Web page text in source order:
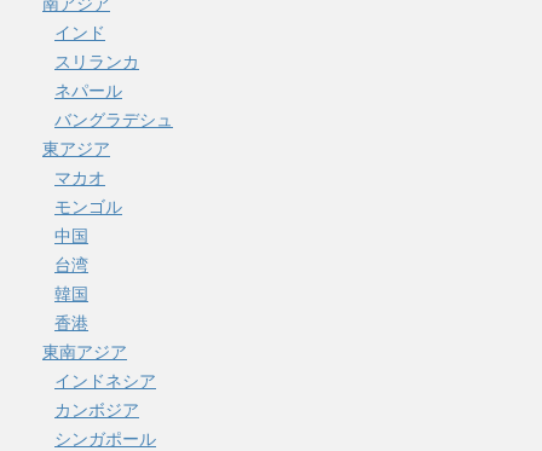
南アジア
インド
スリランカ
ネパール
バングラデシュ
東アジア
マカオ
モンゴル
中国
台湾
韓国
香港
東南アジア
インドネシア
カンボジア
シンガポール